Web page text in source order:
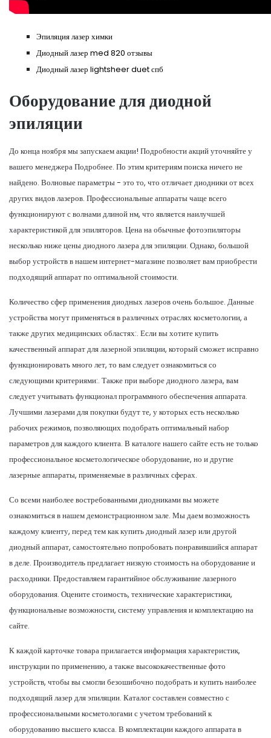
Эпиляция лазер химки
Диодный лазер med 820 отзывы
Диодный лазер lightsheer duet спб
Оборудование для диодной
эпиляции
До конца ноября мы запускаем акции! Подробности акций уточняйте у
вашего менеджера Подробнее. По этим критериям поиска ничего не
найдено. Волновые параметры - это то, что отличает диодники от всех
других видов лазеров. Профессиональные аппараты чаще всего
функционируют с волнами длиной нм, что является наилучшей
характеристикой для эпиляторов. Цена на обычные фотоэпиляторы
несколько ниже цены диодного лазера для эпиляции. Однако, большой
выбор устройств в нашем интернет-магазине позволяет вам приобрести
подходящий аппарат по оптимальной стоимости.
Количество сфер применения диодных лазеров очень большое. Данные
устройства могут применяться в различных отраслях косметологии, а
также других медицинских областях:. Если вы хотите купить
качественный аппарат для лазерной эпиляции, который сможет исправно
функционировать много лет, то вам следует ознакомиться со
следующими критериями:. Также при выборе диодного лазера, вам
следует учитывать функционал программного обеспечения аппарата.
Лучшими лазерами для покупки будут те, у которых есть несколько
рабочих режимов, позволяющих подобрать оптимальный набор
параметров для каждого клиента. В каталоге нашего сайте есть не только
профессиональное косметологическое оборудование, но и другие
лазерные аппараты, применяемые в различных сферах.
Со всеми наиболее востребованными диодниками вы можете
ознакомиться в нашем демонстрационном зале. Мы даем возможность
каждому клиенту, перед тем как купить диодный лазер или другой
диодный аппарат, самостоятельно попробовать понравившийся аппарат
в деле. Производитель предлагает низкую стоимость на оборудование и
расходники. Предоставляем гарантийное обслуживание лазерного
оборудования. Оцените стоимость, технические характеристики,
функциональные возможности, систему управления и комплектацию на
сайте.
К каждой карточке товара прилагается информация характеристик,
инструкции по применению, а также высококачественные фото
устройств, чтобы вы смогли безошибочно подобрать и купить наиболее
подходящий лазер для эпиляции. Каталог составлен совместно с
профессиональными косметологами с учетом требований к
оборудованию высшего класса. В комплектации каждого аппарата в